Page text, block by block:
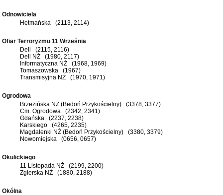
Odnowiciela
Hetmańska (2113, 2114)
Ofiar Terroryzmu 11 Września
Dell (2115, 2116)
Dell NŻ (1980, 2117)
Informatyczna NŻ (1968, 1969)
Tomaszowska (1967)
Transmisyjna NŻ (1970, 1971)
Ogrodowa
Brzezińska NŻ (Bedoń Przykościelny) (3378, 3377)
Cm. Ogrodowa (2342, 2341)
Gdańska (2237, 2238)
Karskiego (4265, 2235)
Magdalenki NŻ (Bedoń Przykościelny) (3380, 3379)
Nowomiejska (0656, 0657)
Okulickiego
11 Listopada NŻ (2199, 2200)
Zgierska NŻ (1880, 2188)
Okólna